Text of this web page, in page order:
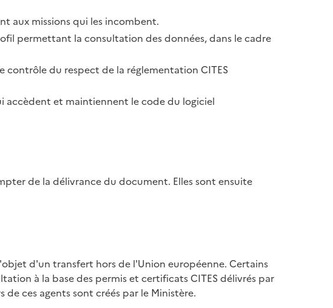
aux missions qui les incombent.
permettant la consultation des données, dans le cadre
contrôle du respect de la réglementation CITES
accèdent et maintiennent le code du logiciel
de la délivrance du document. Elles sont ensuite
d'un transfert hors de l'Union européenne. Certains
à la base des permis et certificats CITES délivrés par
ces agents sont créés par le Ministère.